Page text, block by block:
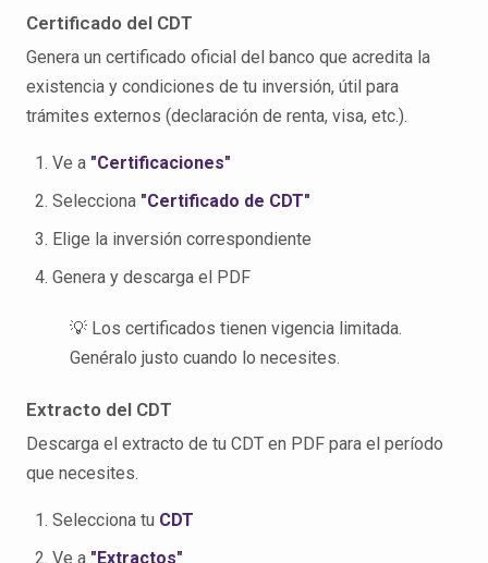
Certificado del CDT
Genera un certificado oficial del banco que acredita la
existencia y condiciones de tu inversión, útil para
trámites externos (declaración de renta, visa, etc.).
Ve a "Certificaciones"
Selecciona "Certificado de CDT"
Elige la inversión correspondiente
Genera y descarga el PDF
💡 Los certificados tienen vigencia limitada.
Genéralo justo cuando lo necesites.
Extracto del CDT
Descarga el extracto de tu CDT en PDF para el período
que necesites.
Selecciona tu CDT
Ve a "Extractos"